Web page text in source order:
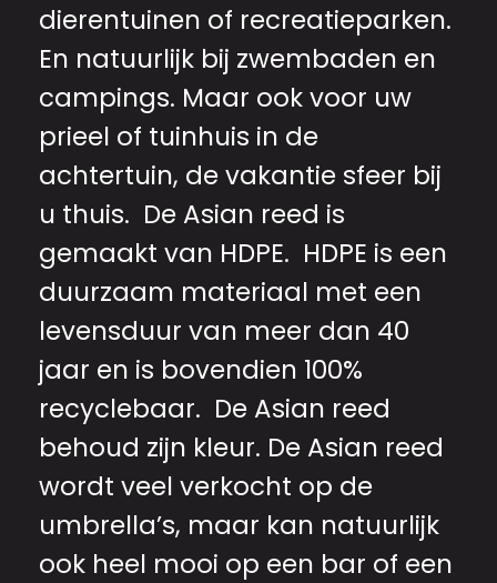
dierentuinen of recreatieparken.
En natuurlijk bij zwembaden en
campings. Maar ook voor uw
prieel of tuinhuis in de
achtertuin, de vakantie sfeer bij
u thuis. De Asian reed is
gemaakt van HDPE. HDPE is een
duurzaam materiaal met een
levensduur van meer dan 40
jaar en is bovendien 100%
recyclebaar. De Asian reed
behoud zijn kleur. De Asian reed
wordt veel verkocht op de
umbrella’s, maar kan natuurlijk
ook heel mooi op een bar of een